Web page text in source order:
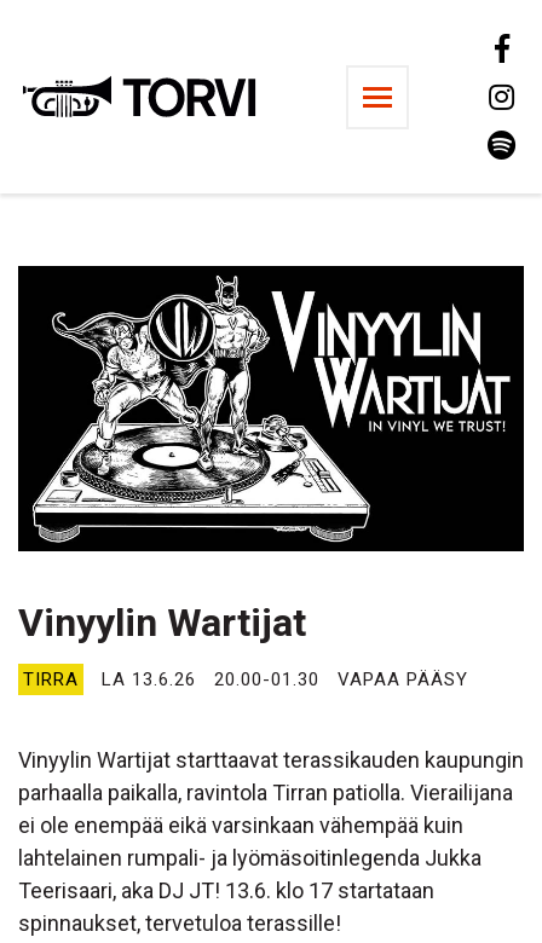
Ravintola Torvi
Vinyylin Wartijat
TIRRA LA 13.6.26 20.00-01.30 VAPAA PÄÄSY
Vinyylin Wartijat starttaavat terassikauden kaupungin
parhaalla paikalla, ravintola Tirran patiolla. Vierailijana
ei ole enempää eikä varsinkaan vähempää kuin
lahtelainen rumpali- ja lyömäsoitinlegenda Jukka
Teerisaari, aka DJ JT! 13.6. klo 17 startataan
spinnaukset, tervetuloa terassille!